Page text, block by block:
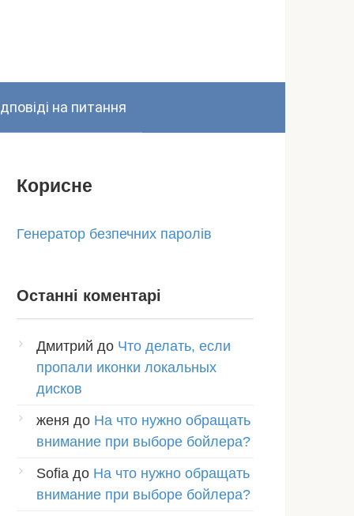
на питання
Корисне
Генератор безпечних паролів
Останні коментарі
Дмитрий до Что делать, если
пропали иконки локальных
дисков
женя до На что нужно обращать
внимание при выборе бойлера?
Sofia до На что нужно обращать
внимание при выборе бойлера?